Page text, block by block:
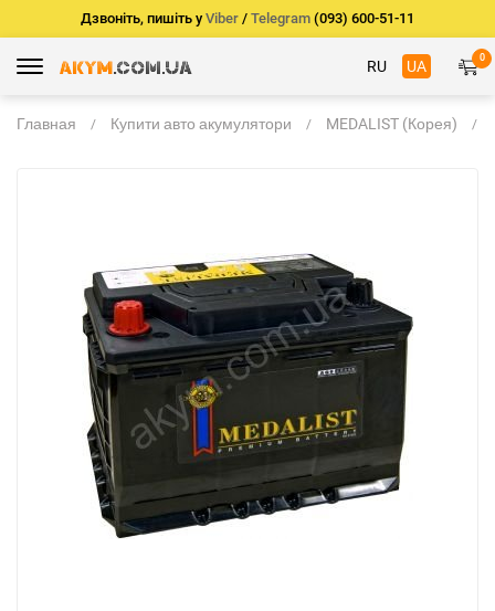
Дзвоніть, пишіть у Viber / Telegram (093) 600-51-11
RU UA 0
Главная Купити авто акумулятори MEDALIST (Корея)